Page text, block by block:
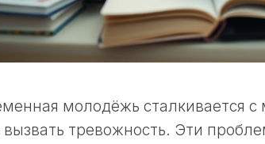
молодёжь сталкивается
вызвать тревожность. Эти